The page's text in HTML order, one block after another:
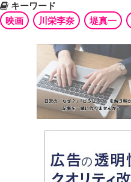
キーワード
映画
川栄李奈 堤真一